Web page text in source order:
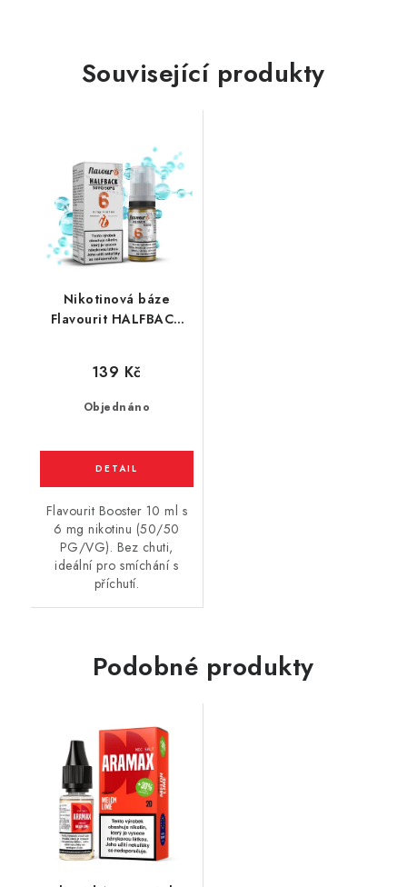
Související produkty
Nikotinová báze
Flavourit HALFBACK
Objednáno
139 Kč
Flavourit Booster 10 ml s
6 mg nikotinu (50/50
PG/VG). Bez chuti,
ideální pro smíchání s
příchutí.
Podobné produkty